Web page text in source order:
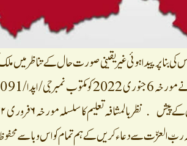
کی بنا پر پیدا ہوئی غیر یقینی صورت حال کے تناظر
ربّ العزّت سے دعاء کریں کے ہم تمام کو اس وبا سے